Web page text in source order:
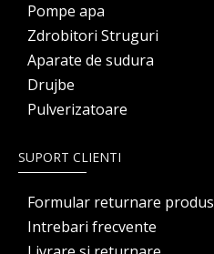
Pompe apa
Zdrobitori Struguri
Aparate de sudura
Drujbe
Pulverizatoare
SUPORT CLIENTI
Formular returnare produs
Intrebari frecvente